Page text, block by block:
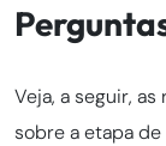
Veja, a seguir,
sobre a etapa de